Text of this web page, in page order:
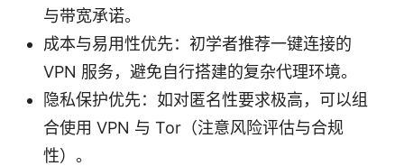
与带宽承诺。
成本与易用性优先：初学者推荐一键连接的
VPN 服务，避免自行搭建的复杂代理环境。
隐私保护优先：如对匿名性要求极高，可以组
合使用 VPN 与 Tor（注意风险评估与合规
性）。